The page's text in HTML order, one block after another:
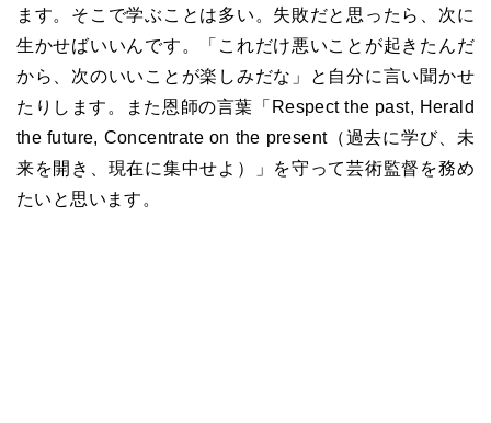
ます。そこで学ぶことは多い。失敗だと思ったら、次に
生かせばいいんです。「これだけ悪いことが起きたんだ
から、次のいいことが楽しみだな」と自分に言い聞かせ
たりします。また恩師の言葉「 Respect the past, Herald
the future, Concentrate on the present（過去に学び、未
来を開き、現在に集中せよ）」を守って芸術監督を務め
たいと思います。